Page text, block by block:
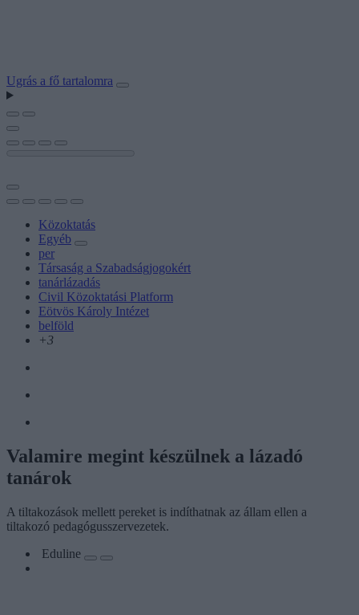
Ugrás a fő tartalomra
Közoktatás
Egyéb
per
Társaság a Szabadságjogokért
tanárlázadás
Civil Közoktatási Platform
Eötvös Károly Intézet
belföld
+3
Valamire megint készülnek a lázadó
tanárok
A tiltakozások mellett pereket is indíthatnak az állam ellen a
tiltakozó pedagógusszervezetek.
Eduline